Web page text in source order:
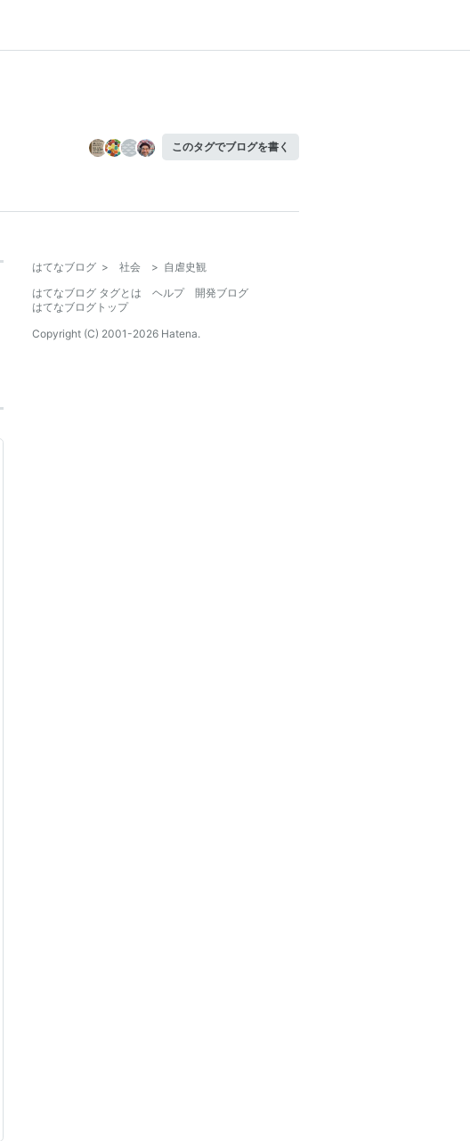
このタグでブログを書く
はてなブログ > 社会 > 自虐史観
はてなブログ タグとは
ヘルプ
開発ブログ
はてなブログトップ
Copyright (C) 2001-2026 Hatena.